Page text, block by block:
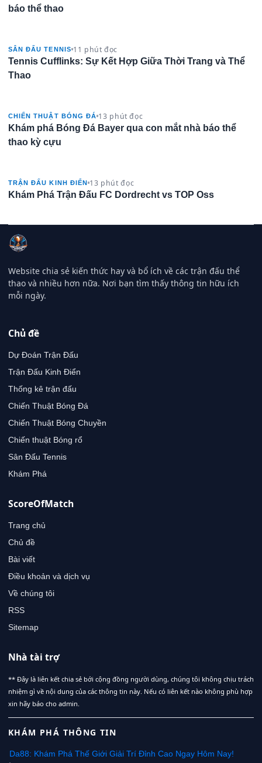
báo thể thao
SÂN ĐẤU TENNIS 11 phút đọc
Tennis Cufflinks: Sự Kết Hợp Giữa Thời Trang và Thể
Thao
CHIẾN THUẬT BÓNG ĐÁ 13 phút đọc
Khám phá Bóng Đá Bayer qua con mắt nhà báo thể
thao kỳ cựu
TRẬN ĐẤU KINH ĐIỂN 13 phút đọc
Khám Phá Trận Đấu FC Dordrecht vs TOP Oss
Website chia sẻ kiến thức hay và bổ ích về các trận đấu thể
thao và nhiều hơn nữa. Nơi bạn tìm thấy thông tin hữu ích
mỗi ngày.
Chủ đề
Dự Đoán Trận Đấu
Trận Đấu Kinh Điển
Thống kê trận đấu
Chiến Thuật Bóng Đá
Chiến Thuật Bóng Chuyền
Chiến thuật Bóng rổ
Sân Đấu Tennis
Khám Phá
ScoreOfMatch
Trang chủ
Chủ đề
Bài viết
Điều khoản và dịch vụ
Về chúng tôi
RSS
Sitemap
Nhà tài trợ
** Đây là liên kết chia sẻ bới cộng đồng người dùng, chúng tôi không chịu trách
nhiệm gì về nội dung của các thông tin này. Nếu có liên kết nào không phù hợp
xin hãy báo cho admin.
KHÁM PHÁ THÔNG TIN
Da88: Khám Phá Thế Giới Giải Trí Đỉnh Cao Ngay Hôm Nay!